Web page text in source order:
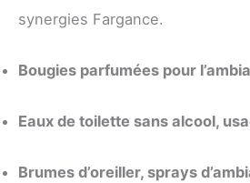
synergies Fargance.
Bougies parfumées pour
Eaux de toilette sans alcool,
Brumes d’oreiller, sprays